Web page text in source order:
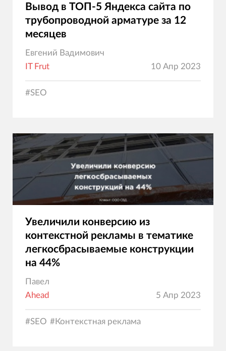
Вывод в ТОП-5 Яндекса сайта по
трубопроводной арматуре за 12
месяцев
Евгений Вадимович
IT Frut
10 Апр 2023
#SEO
Увеличили конверсию из
контекстной рекламы в тематике
легкосбрасываемые конструкции
на 44%
Павел
Ahead
5 Апр 2023
#SEO #Контекстная реклама